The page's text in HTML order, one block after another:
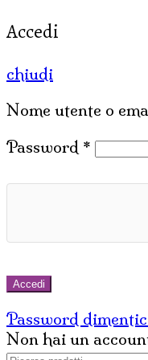
Accedi
chiudi
Nome utente o
Password *
Accedi
Password
Non hai un